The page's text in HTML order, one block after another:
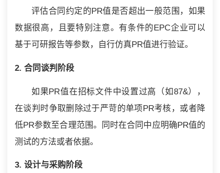
评估合同约定的PR值是否超出一般范围，如果
数据很高，且要特别注意。有条件的EPC企业可以
基于可研报告等参数，自行仿真PR值进行验证。
2. 合同谈判阶段
如果PR值在招标文件中设置过高（如87&），
在谈判时争取删除过于严苛的单项PR考核，或者降
低PR参数至合理范围。同时在合同中应明确PR值的
测试的方法或者依据。
3. 设计与采购阶段